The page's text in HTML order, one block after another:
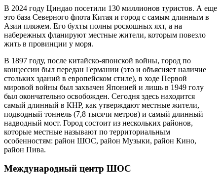
В 2024 году Циндао посетили 130 миллионов туристов. А еще
это база Северного флота Китая и город с самым длинным в
Азии пляжем. Его бухты полны роскошных яхт, а на
набережных фланируют местные жители, которым повезло
жить в провинции у моря.
В 1897 году, после китайско-японской войны, город по
концессии был передан Германии (это и объясняет наличие
стольких зданий в европейском стиле), в ходе Первой
мировой войны был захвачен Японией и лишь в 1949 голу
был окончательно освобожден. Сегодня здесь находится
самый длинный в КНР, как утверждают местные жители,
подводный тоннель (7,8 тысячи метров) и самый длинный
надводный мост. Город состоит из нескольких районов,
которые местные называют по территориальным
особенностям: район ШОС, район Музыки, район Кино,
район Пива.
Международный центр ШОС